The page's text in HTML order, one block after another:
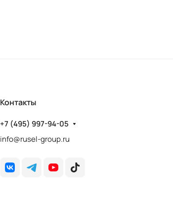
Контакты
+7 (495) 997-94-05
info@rusel-group.ru